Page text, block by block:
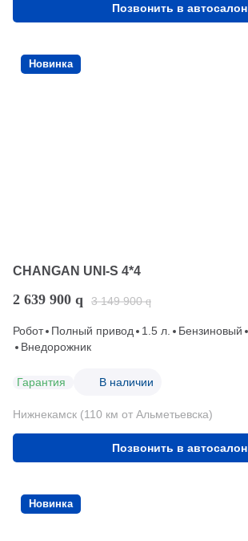
Позвонить в автосалон
Новинка
CHANGAN UNI-S 4*4
2 639 900 q 3 149 900 q
Робот Полный привод 1.5 л. Бензиновый
Внедорожник
Гарантия В наличии
Нижнекамск (110 км от Альметьевска)
Позвонить в автосалон
Новинка